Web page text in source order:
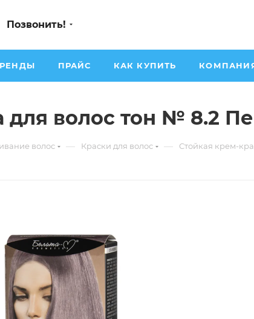
Позвонить!
ПРАЙС КАК КУПИТЬ
для волос тон № 8.2
волос — Краски для волос — Стойкая крем-